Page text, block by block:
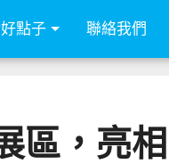
點子 聯絡我們
區，亮